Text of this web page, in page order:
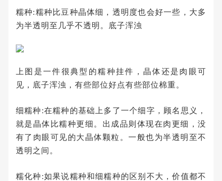
糯种:糯种比豆种晶体细，透明度也会好一些，大多
为半透明至几乎不透明。底子浑浊
上图是一件很典型的糯种挂件，晶体还是肉眼可
见，底子浑浊，有些部位好点有些部位棉重。
细糯种:在糯种的基础上多了一个细字，顾名思义，
就是晶体比糯种更细。出成品则体现在肉更细，没
有了肉眼可见的大晶体颗粒。一般也为半透明至不
透明之间。
糯化种:如果说糯种和细糯种的区别不大，价值都不